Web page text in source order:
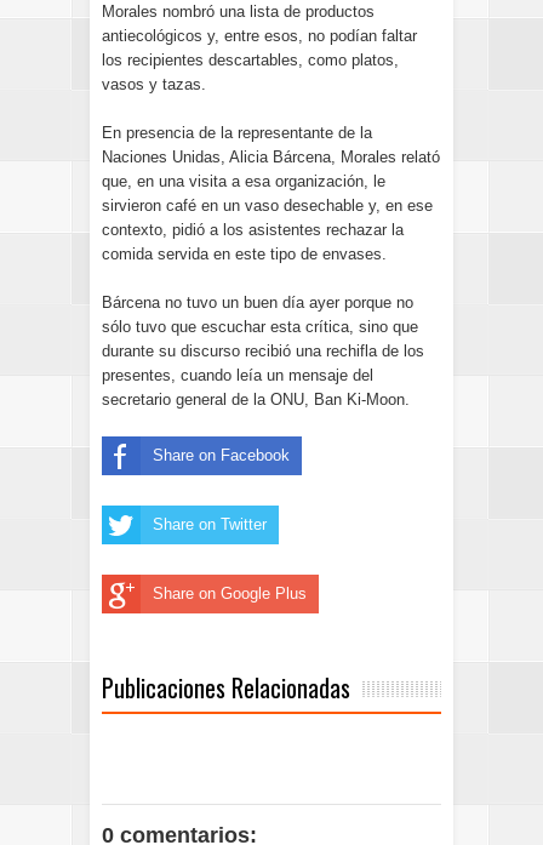
Morales nombró una lista de productos
antiecológicos y, entre esos, no podían faltar
los recipientes descartables, como platos,
vasos y tazas.
En presencia de la representante de la
Naciones Unidas, Alicia Bárcena, Morales relató
que, en una visita a esa organización, le
sirvieron café en un vaso desechable y, en ese
contexto, pidió a los asistentes rechazar la
comida servida en este tipo de envases.
Bárcena no tuvo un buen día ayer porque no
sólo tuvo que escuchar esta crítica, sino que
durante su discurso recibió una rechifla de los
presentes, cuando leía un mensaje del
secretario general de la ONU, Ban Ki-Moon.
Share on Facebook
Share on Twitter
Share on Google Plus
Publicaciones Relacionadas
0 comentarios: